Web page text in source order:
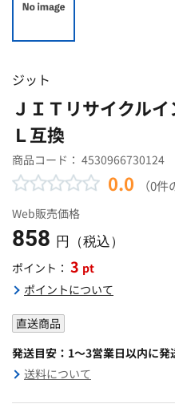
ジット
ＪＩＴリサイクル
Ｌ互換
商品コード： 4530966730124
0.0 （0
Web販売価格
858 円（税込）
ポイント： 3 pt
ポイントについて
直送商品
発送目安：1～3営業日以内に発
送料について